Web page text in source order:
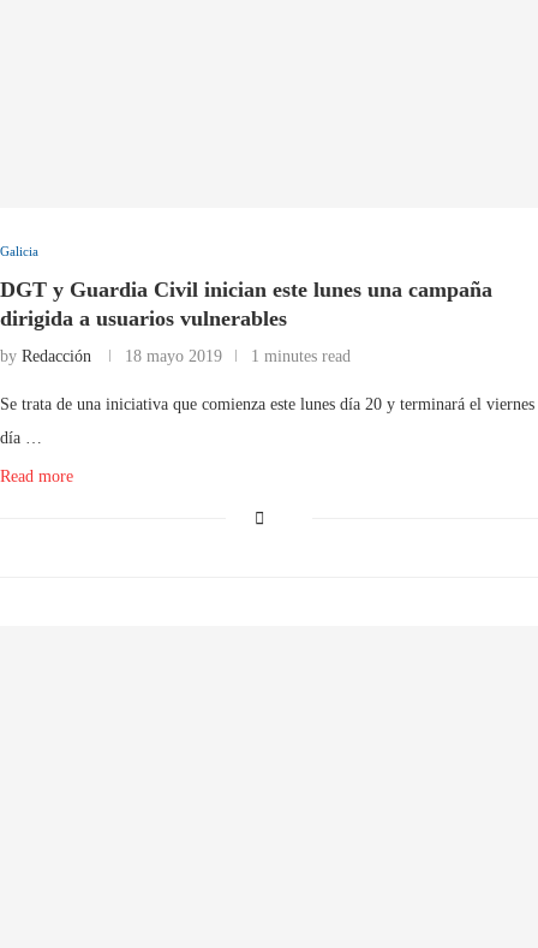
Galicia
DGT y Guardia Civil inician este lunes una campaña
dirigida a usuarios vulnerables
by Redacción 18 mayo 2019 1 minutes read
Se trata de una iniciativa que comienza este lunes día 20 y terminará el viernes
día …
Read more